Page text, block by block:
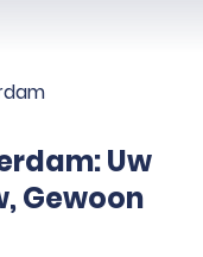
Uw
Gewoon